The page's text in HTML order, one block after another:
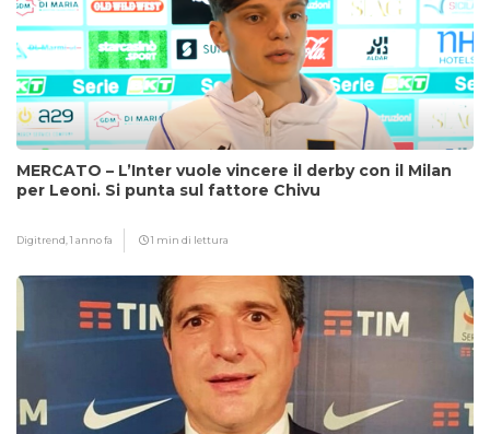
MERCATO – L’Inter vuole vincere il derby con il Milan
per Leoni. Si punta sul fattore Chivu
Digitrend,1 anno fa 1 min di lettura